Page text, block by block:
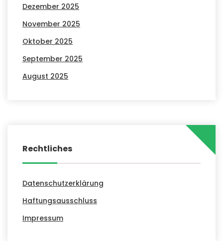
Dezember 2025
November 2025
Oktober 2025
September 2025
August 2025
Rechtliches
Datenschutzerklärung
Haftungsausschluss
Impressum